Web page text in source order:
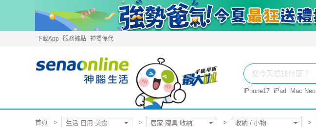
下載App 服務據點 神揚保代
iPhone17 iPad Mac Neo
首頁 生活 日用 美食 居家 寢具 收納 收納 / 小物